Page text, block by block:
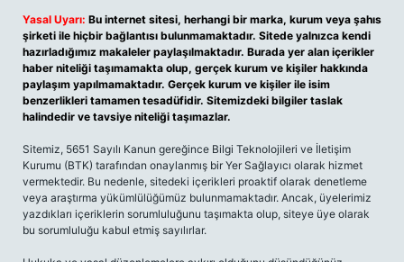
Yasal Uyarı: Bu internet sitesi, herhangi bir marka, kurum veya şahıs
şirketi ile hiçbir bağlantısı bulunmamaktadır. Sitede yalnızca kendi
hazırladığımız makaleler paylaşılmaktadır. Burada yer alan içerikler
haber niteliği taşımamakta olup, gerçek kurum ve kişiler hakkında
paylaşım yapılmamaktadır. Gerçek kurum ve kişiler ile isim
benzerlikleri tamamen tesadüfidir. Sitemizdeki bilgiler taslak
halindedir ve tavsiye niteliği taşımazlar.
Sitemiz, 5651 Sayılı Kanun gereğince Bilgi Teknolojileri ve İletişim
Kurumu (BTK) tarafından onaylanmış bir Yer Sağlayıcı olarak hizmet
vermektedir. Bu nedenle, sitedeki içerikleri proaktif olarak denetleme
veya araştırma yükümlülüğümüz bulunmamaktadır. Ancak, üyelerimiz
yazdıkları içeriklerin sorumluluğunu taşımakta olup, siteye üye olarak
bu sorumluluğu kabul etmiş sayılırlar.